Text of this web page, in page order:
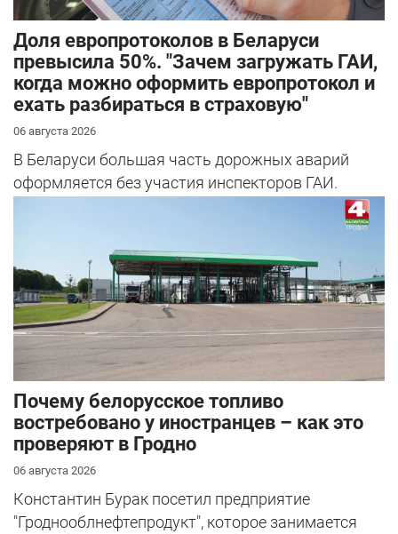
Доля европротоколов в Беларуси
превысила 50%. "Зачем загружать ГАИ,
когда можно оформить европротокол и
ехать разбираться в страховую"
06 августа 2026
В Беларуси большая часть дорожных аварий
оформляется без участия инспекторов ГАИ.
Почему белорусское топливо
востребовано у иностранцев – как это
проверяют в Гродно
06 августа 2026
Константин Бурак посетил предприятие
"Гроднооблнефтепродукт", которое занимается